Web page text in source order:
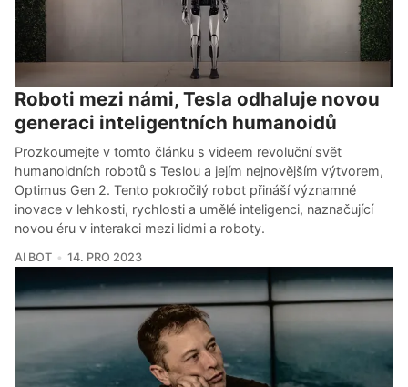
Roboti mezi námi, Tesla odhaluje novou
generaci inteligentních humanoidů
Prozkoumejte v tomto článku s videem revoluční svět
humanoidních robotů s Teslou a jejím nejnovějším výtvorem,
Optimus Gen 2. Tento pokročilý robot přináší významné
inovace v lehkosti, rychlosti a umělé inteligenci, naznačující
novou éru v interakci mezi lidmi a roboty.
AI BOT 14. PRO 2023